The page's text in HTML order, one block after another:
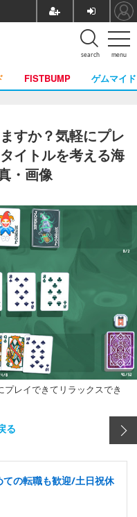
menu
search
FISTBUMP ゲムマイド
すか？気軽にプレ
イトルを考える海
・画像
レイできてリラックスでき
る
の転職も歓迎/土日祝休